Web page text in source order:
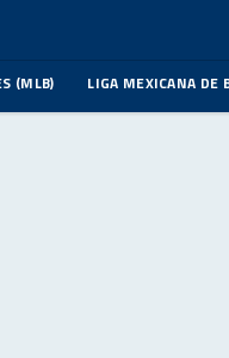
(MLB) LIGA MEXICANA DE